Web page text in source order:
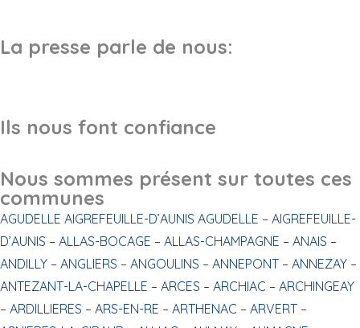
La presse parle de nous:
Ils nous font confiance
Nous sommes présent sur toutes ces
communes
AGUDELLE AIGREFEUILLE-D’AUNIS AGUDELLE – AIGREFEUILLE-
D’AUNIS – ALLAS-BOCAGE – ALLAS-CHAMPAGNE – ANAIS –
ANDILLY – ANGLIERS – ANGOULINS – ANNEPONT – ANNEZAY –
ANTEZANT-LA-CHAPELLE – ARCES – ARCHIAC – ARCHINGEAY
– ARDILLIERES – ARS-EN-RE – ARTHENAC – ARVERT –